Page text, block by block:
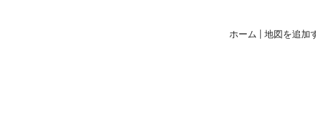
ホーム 地図を追加